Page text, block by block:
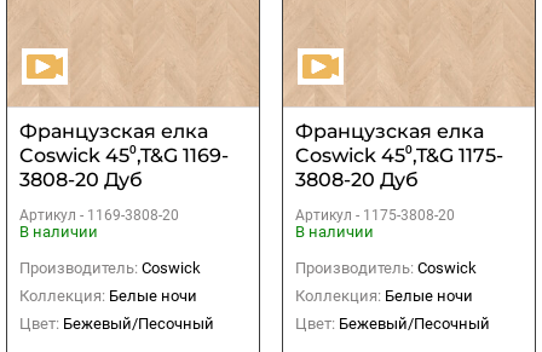
Французская елка
Coswick 45⁰,T&G 1169-
3808-20 Дуб
рустикальный 1
Артикул - 1169-3808-20
В наличии
Производитель: Coswick
Коллекция: Белые ночи
Цвет: Бежевый/Песочный
Французская елка
Coswick 45⁰,T&G 1175-
3808-20 Дуб
рустикальный 1
Артикул - 1175-3808-20
В наличии
Производитель: Coswick
Коллекция: Белые ночи
Цвет: Бежевый/Песочный